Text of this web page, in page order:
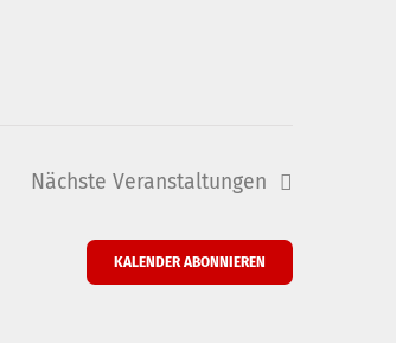
NächsteVeranstaltungen
KALENDER ABONNIEREN